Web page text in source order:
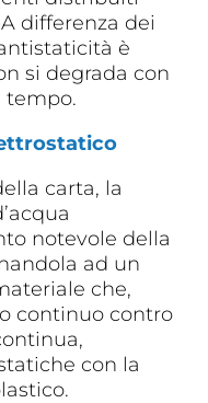
differenza dei
è
si degrada con
tempo.
carta, la
notevole della
ad un
che,
continuo contro
con la